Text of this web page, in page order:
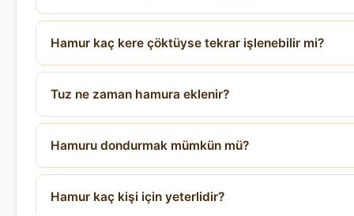
Hamur kaç kere çöktüyse tekrar işlenebilir mi?
Tuz ne zaman hamura eklenir?
Hamuru dondurmak mümkün mü?
Hamur kaç kişi için yeterlidir?